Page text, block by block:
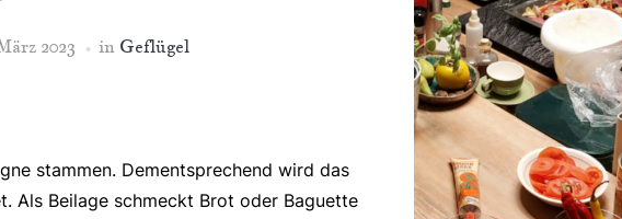
2023 in Geflügel
stammen. Dementsprechend wird das
Als Beilage schmeckt Brot oder Baguette